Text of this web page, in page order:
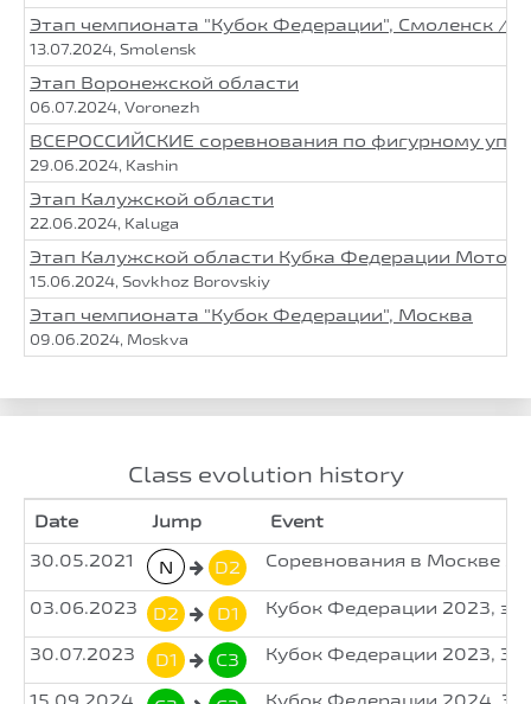
Этап чемпионата "Кубок Федерации", Смоленск /
13.07.2024, Smolensk
Этап Воронежской области
06.07.2024, Voronezh
ВСЕРОССИЙСКИЕ соревнования по фигурному
29.06.2024, Kashin
Этап Калужской области
22.06.2024, Kaluga
Этап Калужской области Кубка Федерации
15.06.2024, Sovkhoz Borovskiy
Этап чемпионата "Кубок Федерации", Москва
09.06.2024, Moskva
Class evolution history
Date Jump
Event
30.05.2021
N D2 Соревнования в Москве
03.06.2023 D2 D1 Кубок Федерации 2023,
30.07.2023 D1 C3 Кубок Федерации 2023,
15.09.2024 Кубок Федерации 2024,